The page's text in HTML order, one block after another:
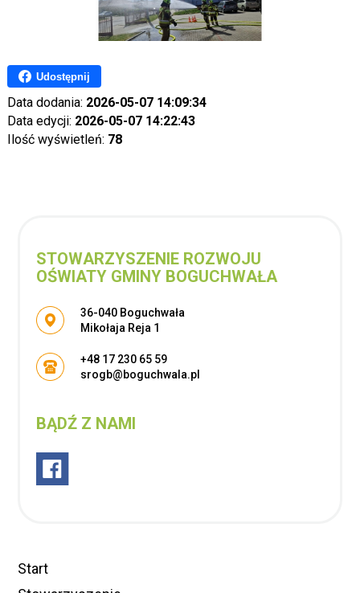
Udostępnij
Data dodania: 2026-05-07 14:09:34
Data edycji: 2026-05-07 14:22:43
Ilość wyświetleń: 78
STOWARZYSZENIE ROZWOJU
OŚWIATY GMINY BOGUCHWAŁA
Adres pocztowy:
36-040 Boguchwała
Mikołaja Reja 1
+48 17 230 65 59
srogb@boguchwala.pl
BĄDŹ Z NAMI
Start